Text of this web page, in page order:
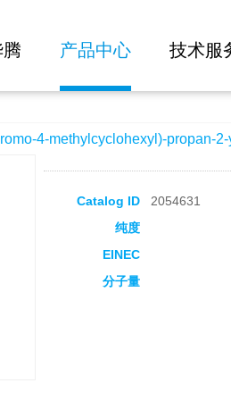
产品中心 技术服
propan-2-yl)benzene
4-methylcyclohexyl)-propan-
Catalog ID 2054631
纯度
EINEC
分子量